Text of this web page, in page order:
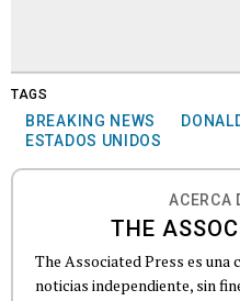
TAGS
BREAKING NEWS
ESTADOS UNIDOS
ACERCA
THE
The Associated Press es una
noticias independiente, sin